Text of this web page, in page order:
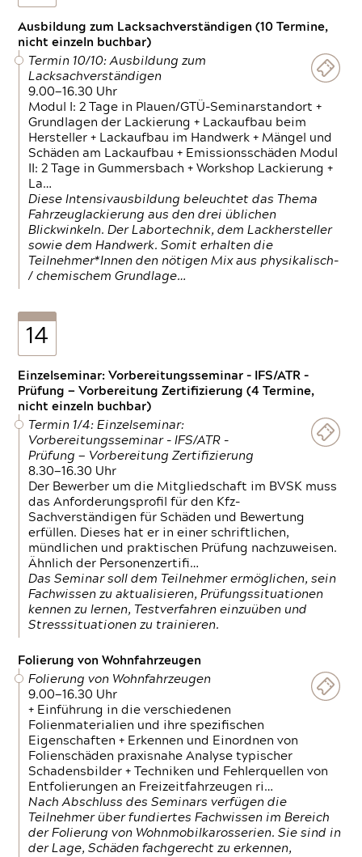
Ausbildung zum Lacksachverständigen (10 Termine,
nicht einzeln buchbar)
Termin 10/10: Ausbildung zum
Lacksachverständigen
9.00—16.30 Uhr
Modul I: 2 Tage in Plauen/GTÜ-Seminarstandort +
Grundlagen der Lackierung + Lackaufbau beim
Hersteller + Lackaufbau im Handwerk + Mängel und
Schäden am Lackaufbau + Emissionsschäden Modul
II: 2 Tage in Gummersbach + Workshop Lackierung +
La…
Diese Intensivausbildung beleuchtet das Thema
Fahrzeuglackierung aus den drei üblichen
Blickwinkeln. Der Labortechnik, dem Lackhersteller
sowie dem Handwerk. Somit erhalten die
Teilnehmer*Innen den nötigen Mix aus physikalisch-
/ chemischem Grundlage…
14
Einzelseminar: Vorbereitungsseminar - IFS/ATR -
Prüfung — Vorbereitung Zertifizierung (4 Termine,
nicht einzeln buchbar)
Termin 1/4: Einzelseminar:
Vorbereitungsseminar - IFS/ATR -
Prüfung — Vorbereitung Zertifizierung
8.30—16.30 Uhr
Der Bewerber um die Mitgliedschaft im BVSK muss
das Anforderungsprofil für den Kfz-
Sachverständigen für Schäden und Bewertung
erfüllen. Dieses hat er in einer schriftlichen,
mündlichen und praktischen Prüfung nachzuweisen.
Ähnlich der Personenzertifi…
Das Seminar soll dem Teilnehmer ermöglichen, sein
Fachwissen zu aktualisieren, Prüfungssituationen
kennen zu lernen, Testverfahren einzuüben und
Stresssituationen zu trainieren.
Folierung von Wohnfahrzeugen
Folierung von Wohnfahrzeugen
9.00—16.30 Uhr
+ Einführung in die verschiedenen
Folienmaterialien und ihre spezifischen
Eigenschaften + Erkennen und Einordnen von
Folienschäden praxisnahe Analyse typischer
Schadensbilder + Techniken und Fehlerquellen von
Entfolierungen an Freizeitfahrzeugen ri…
Nach Abschluss des Seminars verfügen die
Teilnehmer über fundiertes Fachwissen im Bereich
der Folierung von Wohnmobilkarosserien. Sie sind in
der Lage, Schäden fachgerecht zu erkennen,